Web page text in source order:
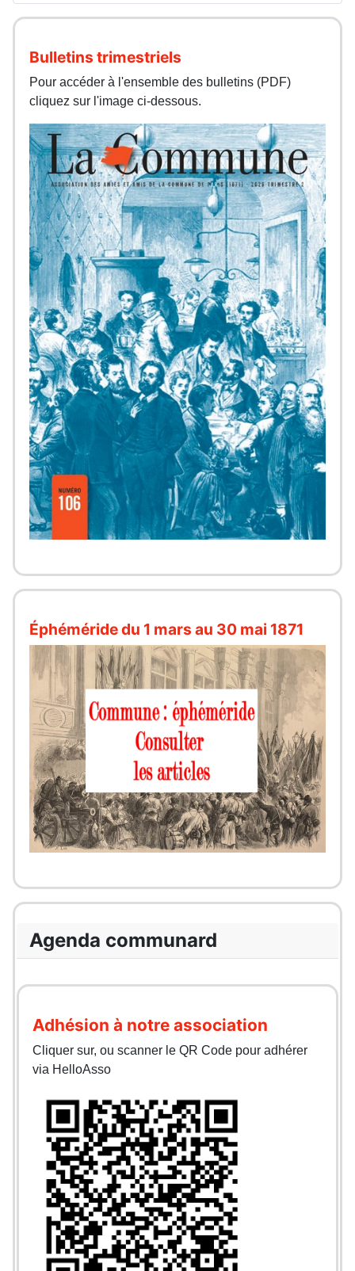
Bulletins trimestriels
Pour accéder à l'ensemble des bulletins (PDF)
cliquez sur l'image ci-dessous.
Éphéméride du 1 mars au 30 mai 1871
Agenda communard
Adhésion à notre association
Cliquer sur, ou scanner le QR Code pour adhérer
via HelloAsso